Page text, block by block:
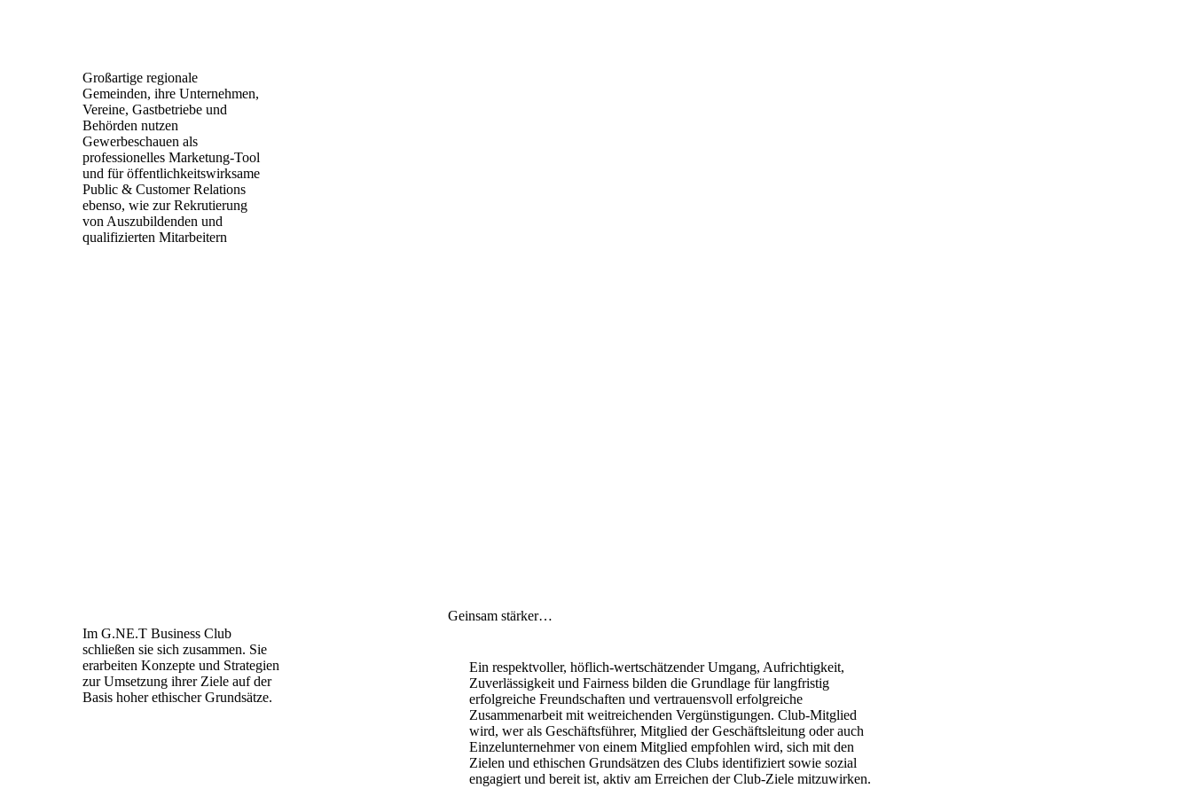
Großartige regionale
Gemeinden, ihre Unternehmen,
Vereine, Gastbetriebe und
Behörden nutzen
Gewerbeschauen als
professionelles Marketung-Tool
und für öffentlichkeitswirksame
Public & CustomerRelations
ebenso, wie zurRekrutierung
von Auszubildenden und
qualifizierten Mitarbeitern
Im G.NE.T Business Club
schließen sie sich zusammen. Sie
erarbeiten Konzepte und Strategien
zur Umsetzung ihrer Ziele auf der
Basis hoher ethischer Grundsätze.
Ein respektvoller, höflich-wertschätzender Umgang, Aufrichtigkeit,
Zuverlässigkeit und Fairness bilden die Grundlage für langfristig
erfolgreiche Freundschaften und vertrauensvoll erfolgreiche
Zusammenarbeit mit weitreichenden Vergünstigungen. Club-Mitglied
wird, wer als Geschäftsführer, Mitglied der Geschäftsleitung oder auch
Einzelunternehmer von einem Mitglied empfohlen wird, sich mit den
Zielen und ethischen Grundsätzen des Clubs identifiziert sowie sozial
engagiert und bereit ist, aktiv am Erreichen der Club-Ziele mitzuwirken.
Geinsam stärker…